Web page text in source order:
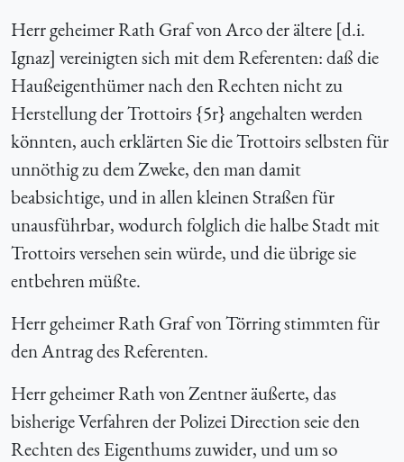
Herr geheimer Rath Graf von Arco der ältere [d.i.
Ignaz] vereinigten sich mit dem Referenten: daß die
Haußeigenthümer nach den Rechten nicht zu
Herstellung der Trottoirs {5r} angehalten werden
könnten, auch erklärten Sie die Trottoirs selbsten für
unnöthig zu dem Zweke, den man damit
beabsichtige, und in allen kleinen Straßen für
unausführbar, wodurch folglich die halbe Stadt mit
Trottoirs versehen sein würde, und die übrige sie
entbehren müßte.
Herr geheimer Rath Graf von Törring stimmten für
den Antrag des Referenten.
Herr geheimer Rath von Zentner äußerte, das
bisherige Verfahren der Polizei Direction seie den
Rechten des Eigenthums zuwider, und um so